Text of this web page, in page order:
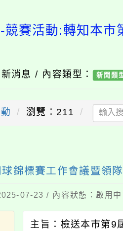
競賽活動:轉知本市
消息 / 內容類型： 新聞類
瀏覽：211
錦標賽工作會議暨領
07-23 / 內容狀態：啟用中
主旨：檢送本市第9